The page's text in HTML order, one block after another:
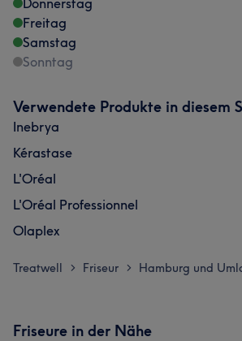
Donnerstag
Freitag
Samstag
Sonntag
Verwendete Produkte in diesem
Inebrya
Kérastase
L'Oréal
L'Oréal Professionnel
Olaplex
Treatwell > Friseur > Hamburg und
Friseure in der Nähe